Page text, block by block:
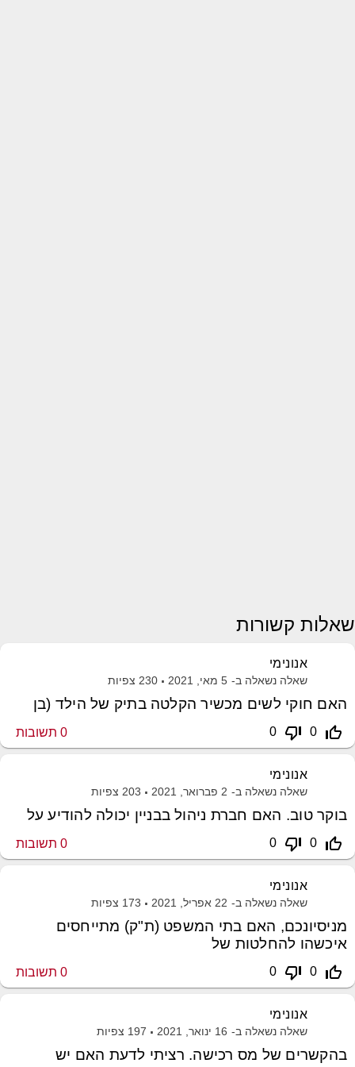
שאלות קשורות
אנונימי
שאלה נשאלה ב- 5 מאי, 2021 230 צפיות
האם חוקי לשים מכשיר הקלטה בתיק של הילד (בן
thumb_up_off_alt
0
thumb_down_off_alt
0
0 תשובות
אנונימי
שאלה נשאלה ב- 2 פברואר, 2021 203 צפיות
בוקר טוב. האם חברת ניהול בבניין יכולה להודיע על
thumb_up_off_alt
0
thumb_down_off_alt
0
0 תשובות
אנונימי
שאלה נשאלה ב- 22 אפריל, 2021 173 צפיות
מניסיונכם, האם בתי המשפט (ת"ק) מתייחסים
איכשהו להחלטות של
thumb_up_off_alt
0
thumb_down_off_alt
0
0 תשובות
אנונימי
שאלה נשאלה ב- 16 ינואר, 2021 197 צפיות
בהקשרים של מס רכישה. רציתי לדעת האם יש